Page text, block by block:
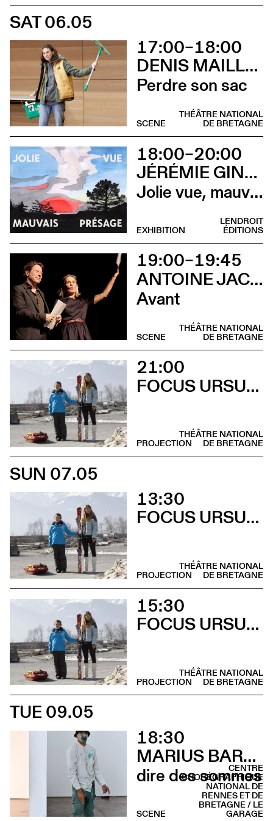
SAT 06.05
17:00–18:00
DENIS MAILLEFER ET PASCAL RAMBERT AVEC LOLA GIOUSSE
Perdre son sac
THÉÂTRE NATIONAL
DE BRETAGNE
SCENE
18:00–20:00
JÉRÉMIE GINDRE
Jolie vue, mauvais présage (Vernissage)
LENDROIT
ÉDITIONS
EXHIBITION
19:00–19:45
ANTOINE JACCOUD AVEC MATHIEU AMALRIC ET MARTHE KELLER
Avant
THÉÂTRE NATIONAL
DE BRETAGNE
SCENE
21:00
FOCUS URSULA MEIER
THÉÂTRE NATIONAL
DE BRETAGNE
PROJECTION
SUN 07.05
13:30
FOCUS URSULA MEIER
THÉÂTRE NATIONAL
DE BRETAGNE
PROJECTION
15:30
FOCUS URSULA MEIER
THÉÂTRE NATIONAL
DE BRETAGNE
PROJECTION
TUE 09.05
18:30
MARIUS BARTHAUX
dire des sommes
CENTRE
CHORÉGRAPHIQUE
NATIONAL DE
RENNES ET DE
BRETAGNE / LE
GARAGE
SCENE